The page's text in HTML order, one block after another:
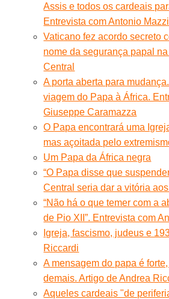
Assis e todos os cardeais
Entrevista com Antonio Mazzi
Vaticano fez acordo secreto
nome da segurança papal
Central
A porta aberta para
viagem do Papa à África.
Giuseppe Caramazza
O Papa encontrará uma
mas açoitada pelo
Um Papa da África negra
“O Papa disse que
Central seria dar a vitória
“Não há o que temer com a
de Pio XII”. Entrevista com
Igreja, fascismo, judeus e
Riccardi
A mensagem do papa é
demais. Artigo de Andrea
Aqueles cardeais "de